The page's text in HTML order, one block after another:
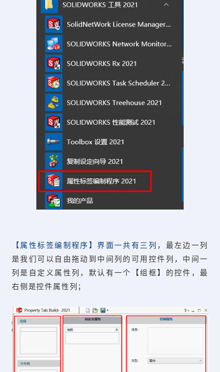
【属性标签编制程序】界面一共有三列 ，最左边一列
是我们可以自由拖动到中间列的可用控件列，中间一
列是自定义属性列，默认有一个【组框】的控件，最
右侧是控件属性列；